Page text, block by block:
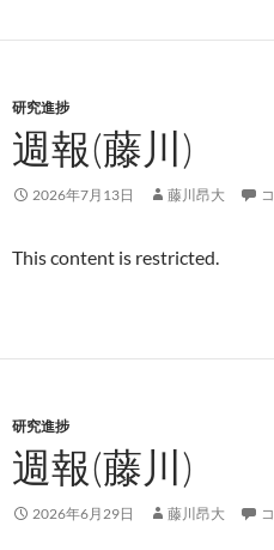
研究進捗
週報(藤川)
2026年7月13日 藤川昂大
This content is restricted.
研究進捗
週報(藤川)
2026年6月29日 藤川昂大